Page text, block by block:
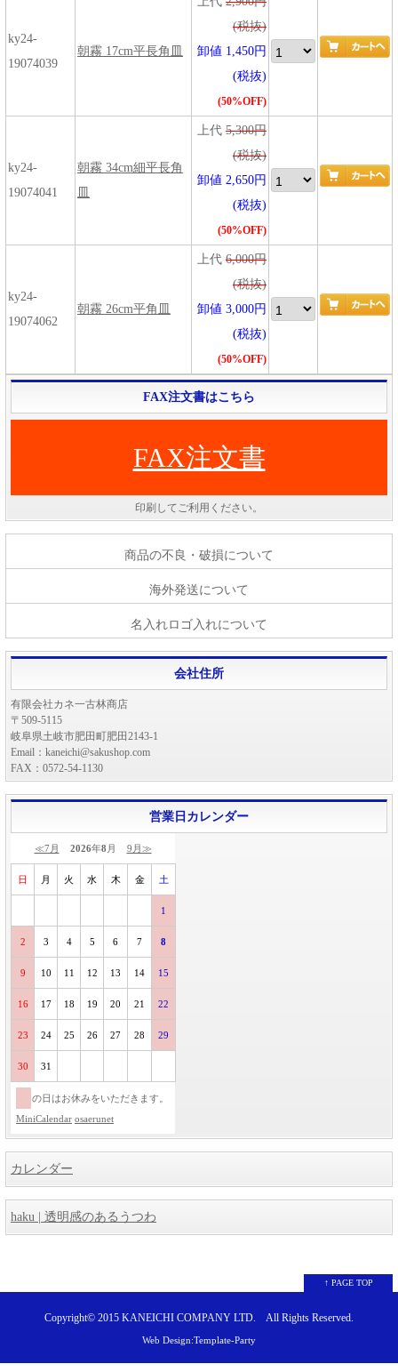
ky24-
19074039
朝霧 17cm平長角皿
(税抜)
卸値 1,450円
(税抜)
(50%OFF)
ky24-
19074041
朝霧 34cm細平長角
上代 5,300円
(税抜)
卸値 2,650円
(税抜)
(50%OFF)
ky24-
19074062
朝霧 26cm平角皿
上代 6,000円
(税抜)
卸値 3,000円
(税抜)
(50%OFF)
FAX注文書はこちら
FAX注文書
印刷してご利用ください。
商品の不良・破損について
海外発送について
名入れロゴ入れについて
会社住所
有限会社カネ一古林商店
〒509-5115
岐阜県土岐市肥田町肥田2143-1
Email：kaneichi@sakushop.com
FAX：0572-54-1130
営業日カレンダー
≪7月 2026年8 月 9月≫
日 月 火 水 木 金 土
1
2 3 4 5 6 7 8
9 10 11 12 13 14 15
16 17 18 19 20 21 22
23 24 25 26 27 28 29
30 31
の日はお休みをいただきます。
MiniCalendar osaerunet
カレンダー
haku | 透明感のあるうつわ
↑ PAGE TOP
Copyright© 2015 KANEICHI COMPANY LTD. All Rights Reserved.
Web Design:Template-Party